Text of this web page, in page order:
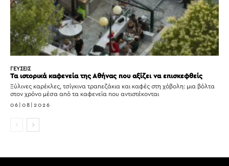
ΓΕΥΣΕΙΣ
Τα ιστορικά καφενεία της Αθήνας που αξίζει να επισκεφθείς
Ξύλινες καρέκλες, τσίγκινα τραπεζάκια και καφές στη χόβολη: μια βόλτα
στον χρόνο μέσα από τα καφενεία που αντιστέκονται
06|08|2026